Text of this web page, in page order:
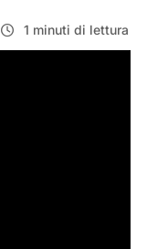
1 minuti di lettura